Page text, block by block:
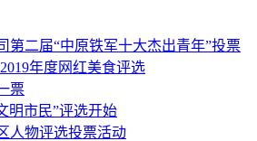
第二届“中原铁军十大杰出青年”投票
年度网红美食评选
票
明市民”评选开始
人物评选投票活动